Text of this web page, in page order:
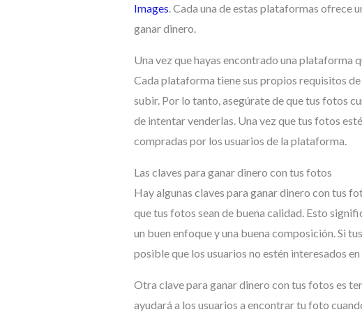
Images . Cada una de estas plataformas
ganar dinero.
Una vez que hayas encontrado una plataforma
Cada plataforma tiene sus propios requisitos
subir. Por lo tanto, asegúrate de que tus fotos
de intentar venderlas. Una vez que tus fotos
compradas por los usuarios de la plataforma.
Las claves para ganar dinero con tus fotos
Hay algunas claves para ganar dinero con tus
que tus fotos sean de buena calidad. Esto
un buen enfoque y una buena composición. Si
posible que los usuarios no estén interesados
Otra clave para ganar dinero con tus fotos es
ayudará a los usuarios a encontrar tu foto